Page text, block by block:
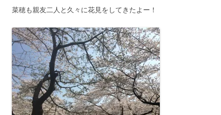
菜穂も親友二人と久々に花見をしてきたよー！